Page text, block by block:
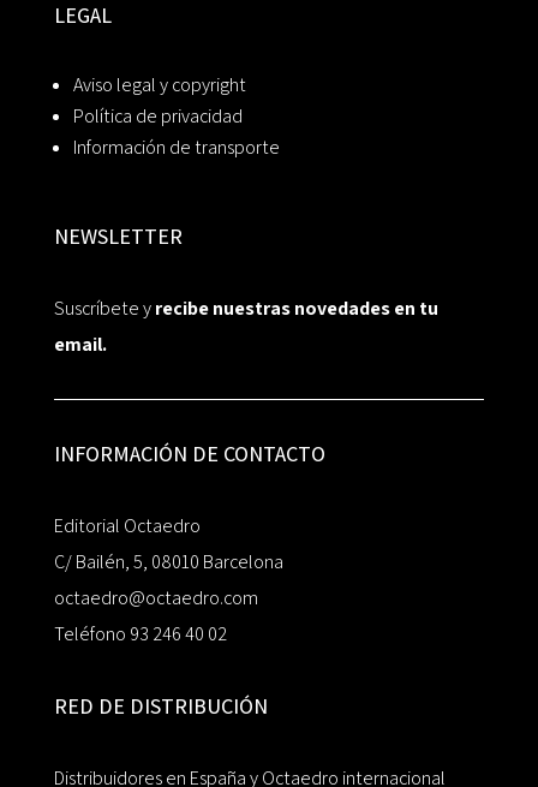
LEGAL
Aviso legal y copyright
Política de privacidad
Información de transporte
NEWSLETTER
Suscríbete yrecibe nuestras novedades en tu
email.
INFORMACIÓN DE CONTACTO
Editorial Octaedro
C/ Bailén, 5, 08010 Barcelona
octaedro@octaedro.com
Teléfono 93 246 40 02
RED DE DISTRIBUCIÓN
Distribuidores en España y Octaedro internacional